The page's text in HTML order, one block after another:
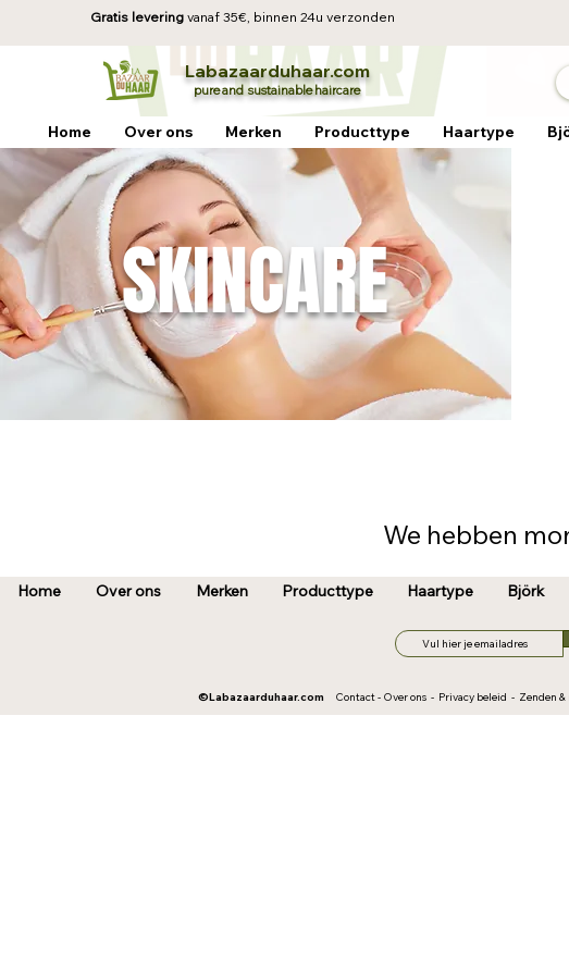
Gratis levering vanaf 35€, binnen 24u verzonden
Labazaarduhaar.com
pure and sustainablehaircare
Home Over ons Merken Producttype Haartype
SKINCARE
We hebben
Home Over ons Merken Producttype Haartype Björk
©Labazaarduhaar.com Contact- Over ons - Privacy beleid - Zenden